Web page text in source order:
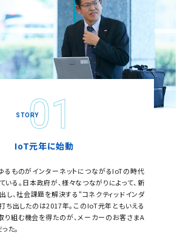
IoT元年に始動
るものがインターネットにつながるIoTの時代
る。日本政府が、様々なつながりによって、新
し、社会課題を解決する“コネクティッドインダ
ち出したのは2017年。このIoT元年ともいえる
り組む機会を得たのが、メーカーのお客さまA
た。